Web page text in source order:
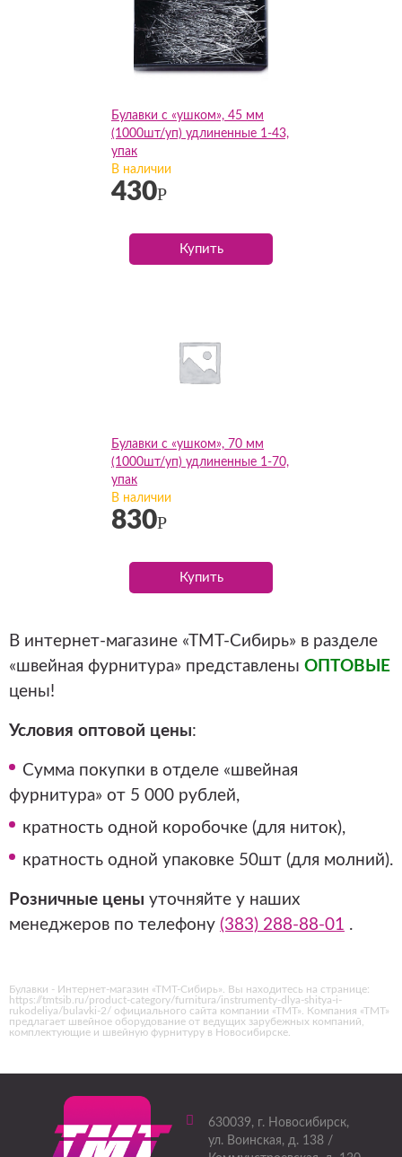
Булавки с «ушком», 45 мм
(1000шт/уп) удлиненные 1-43,
упак
В наличии
430Р
Купить
Булавки с «ушком», 70 мм
(1000шт/уп) удлиненные 1-70,
упак
В наличии
830Р
Купить
В интернет-магазине «ТМТ-Сибирь» в разделе
«швейная фурнитура» представлены ОПТОВЫЕ
цены!
Условия оптовой цены:
Сумма покупки в отделе «швейная
фурнитура» от 5 000 рублей,
кратность одной коробочке (для ниток),
кратность одной упаковке 50шт (для молний).
Розничные цены уточняйте у наших
менеджеров по телефону (383) 288-88-01 .
Булавки - Интернет-магазин «ТМТ-Сибирь». Вы находитесь на странице:
https://tmtsib.ru/product-category/furnitura/instrumenty-dlya-shitya-i-
rukodeliya/bulavki-2/ официального сайта компании «ТМТ». Компания «ТМТ»
предлагает швейное оборудование от ведущих зарубежных компаний,
комплектующие и швейную фурнитуру в Новосибирске.
630039, г. Новосибирск,
ул. Воинская, д. 138 /